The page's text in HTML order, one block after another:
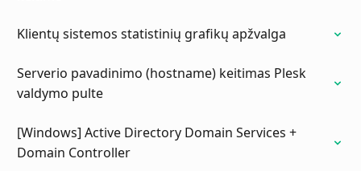
Klientų sistemos statistinių grafikų apžvalga
Serverio pavadinimo (hostname) keitimas Plesk
valdymo pulte
[Windows] Active Directory Domain Services +
Domain Controller